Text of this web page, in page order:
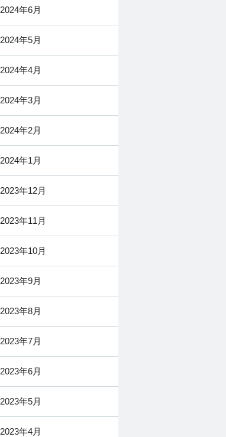
2024年6月
2024年5月
2024年4月
2024年3月
2024年2月
2024年1月
2023年12月
2023年11月
2023年10月
2023年9月
2023年8月
2023年7月
2023年6月
2023年5月
2023年4月